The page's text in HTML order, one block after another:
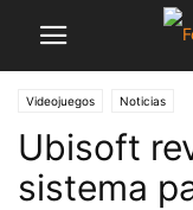
Videojuegos Noticias
Ubisoft
sistema